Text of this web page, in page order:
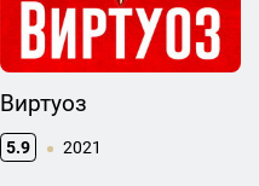
Виртуоз
5.9 2021